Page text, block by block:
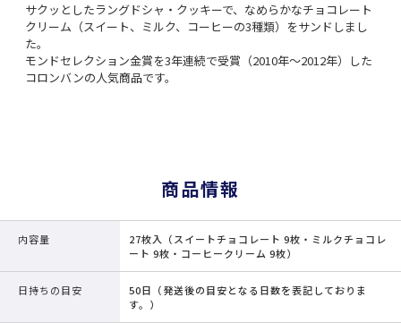
サクッとしたラングドシャ・クッキーで、なめらかなチョコレート
クリーム（スイート、ミルク、コーヒーの3種類）をサンドしまし
た。
モンドセレクション金賞を3年連続で受賞（2010年～2012年）した
コロンバンの人気商品です。
商品情報
内容量
27枚入（スイートチョコレート 9枚・ミルクチョコレ
ート 9枚・コーヒークリーム 9枚）
日持ちの目安
50日（発送後の目安となる日数を表記しておりま
す。）